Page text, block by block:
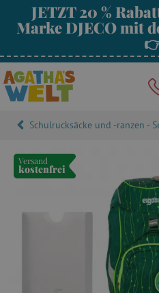
JETZT 20 %
Marke DJECO mit
Schulrucksäcke und -ranzen -
Versand
kostenfrei